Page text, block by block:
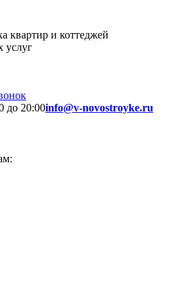
квартир и коттеджей
услуг
до 20:00info@v-novostroyke.ru